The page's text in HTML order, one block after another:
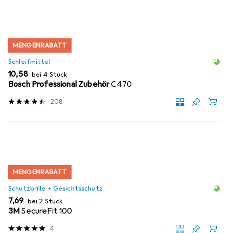
MENGENRABATT
Schleifmittel
EUR
10,58 bei 4 Stück
Bosch Professional ZubehörC470
208
MENGENRABATT
Schutzbrille + Gesichtsschutz
EUR
7,69 bei 2 Stück
3M SecureFit 100
4